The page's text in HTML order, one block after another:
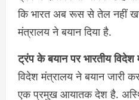
कि भारत अब रूस से तेल नहीं
मंत्रालय ने बयान दिया है.
ट्रंप के बयान पर भारतीय विदेश
विदेश मंत्रालय ने बयान जारी
एक प्रमुख आयातक देश है.